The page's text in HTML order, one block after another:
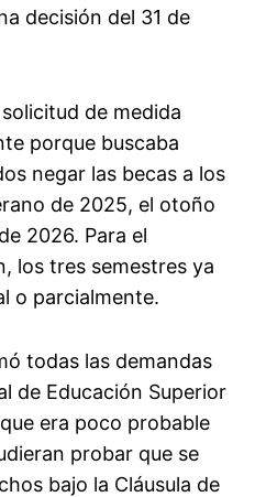
decisión del 31 de
de medida
porque buscaba
negar las becas a los
de 2025, el otoño
2026. Para el
los tres semestres ya
o parcialmente.
todas las demandas
de Educación Superior
era poco probable
probar que se
bajo la Cláusula de